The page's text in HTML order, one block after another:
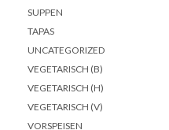
SUPPEN
TAPAS
UNCATEGORIZED
VEGETARISCH (B)
VEGETARISCH (H)
VEGETARISCH (V)
VORSPEISEN